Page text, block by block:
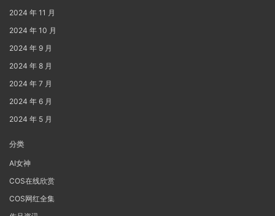
2024 年 11 月
2024 年 10 月
2024 年 9 月
2024 年 8 月
2024 年 7 月
2024 年 6 月
2024 年 5 月
分类
AI女神
COS在线欣赏
COS网红全集